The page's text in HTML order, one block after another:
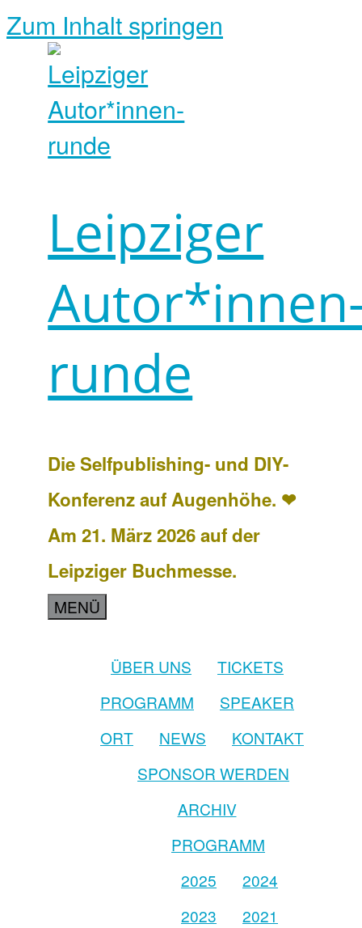
Zum Inhalt springen
Leipziger
runde
Die Selfpublishing- und DIY-
Konferenz auf Augenhöhe. ❤
Am 21. März 2026 auf der
Leipziger Buchmesse.
MENÜ
ÜBER UNS
TICKETS
PROGRAMM
SPEAKER
ORT
NEWS
KONTAKT
SPONSOR WERDEN
ARCHIV
PROGRAMM
2025
2024
2023
2021